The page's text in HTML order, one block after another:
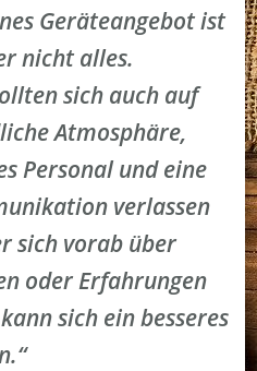
Geräteangebot ist
nicht alles.
sich auch auf
Atmosphäre,
Personal und eine
verlassen
sich vorab über
oder Erfahrungen
sich ein besseres